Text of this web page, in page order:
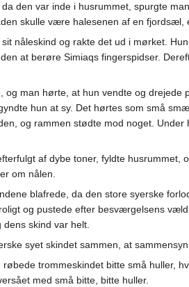
den var inde i husrummet, spurgte
skulle være halesenen af en fjordsæl,
nåleskind og rakte det ud i mørket.
at berøre Simiaqs fingerspidser.
og man hørte, at hun vendte og
hun at sy. Det hørtes som små
og rammen stødte mod noget.
af dybe toner, fyldte
om nålen.
blafrede, da den store syerske
og pustede efter besværgelsens
skind var helt.
syet skindet sammen, at
trommeskindet bitte små huller,
med små bitte, bitte huller.